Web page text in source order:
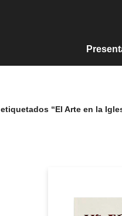
“El Arte en la